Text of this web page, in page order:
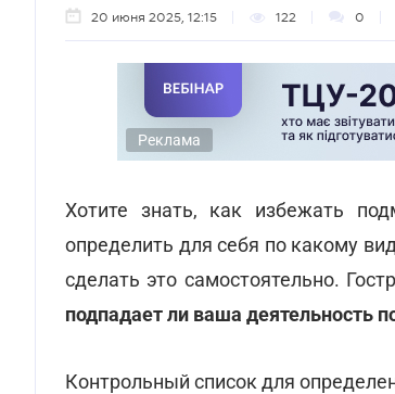
20 июня 2025, 12:15 122 0
Реклама
Хотите знать, как избежать
определить для себя по какому
сделать это самостоятельно.
подпадает ли ваша деятельность
Контрольный список для